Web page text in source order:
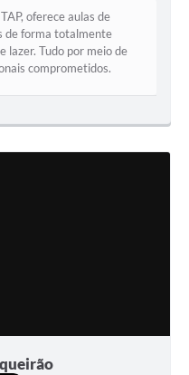
oferece aulas de
de forma totalmente
lazer. Tudo por meio de
comprometidos.